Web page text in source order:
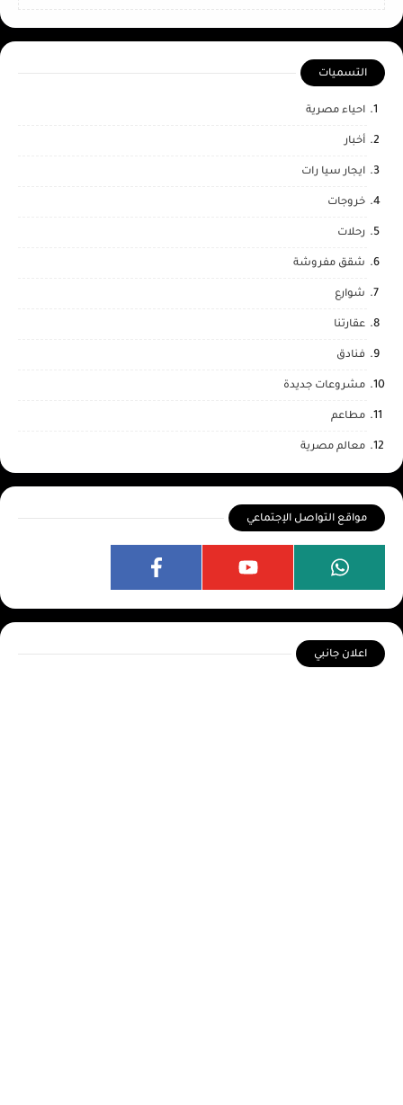
التسميات
احياء مصرية
أخبار
ايجار سيا رات
خروجات
رحلات
شقق مفروشة
شوارع
عقارتنا
فنادق
مشروعات جديدة
مطاعم
معالم مصرية
مواقع التواصل الإجتماعي
اعلان جانبي